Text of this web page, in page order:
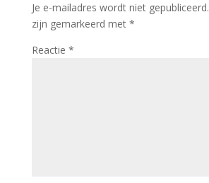
Je e-mailadres wordt niet gepubliceerd.
zijn gemarkeerd met *
Reactie *